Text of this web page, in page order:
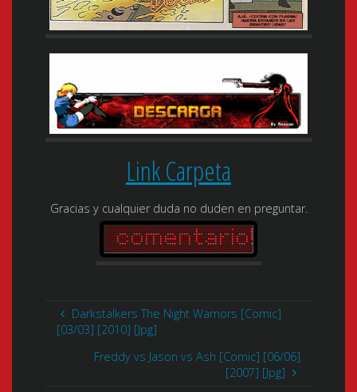
Link Carpeta
Gracias y cualquier duda no duden en preguntar.
Darkstalkers The Night Warriors [Comic]
[03/03] [2010] [Jpg]
Freddy vs Jason vs Ash [Comic] [06/06]
[2007] [Jpg]